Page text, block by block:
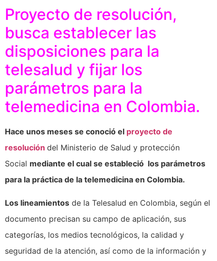
Proyecto de resolución,
busca establecer las
disposiciones para la
telesalud y fijar los
parámetros para la
telemedicina en Colombia.
Hace unos meses se conoció el proyecto de
resolución del Ministerio de Salud y protección
Social mediante el cual se estableció los parámetros
para la práctica de la telemedicina en Colombia.
Los lineamientos de la Telesalud en Colombia, según el
documento precisan su campo de aplicación, sus
categorías, los medios tecnológicos, la calidad y
seguridad de la atención, así como de la información y